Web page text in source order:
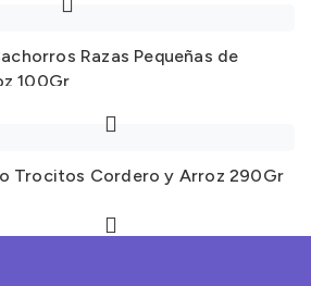
Razas Pequeñas de
100Gr
Trocitos Cordero y Arroz 290Gr